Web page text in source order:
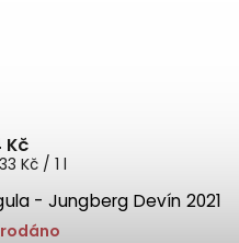
- Jungberg Devín 2021
Kč
Kč / 1 l